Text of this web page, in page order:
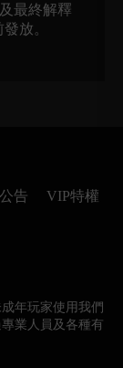
最終解釋
放。
告
VIP特權
年玩家使用我們
業人員及各種有